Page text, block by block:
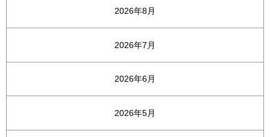
2026年8月
2026年7月
2026年6月
2026年5月